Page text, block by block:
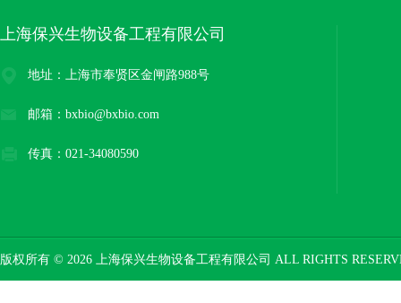
上海保兴生物设备工程有限公司
地址：上海市奉贤区金闸路988号
邮箱：bxbio@bxbio.com
传真：021-34080590
版权所有 © 2026 上海保兴生物设备工程有限公司 ALL RIGHTS